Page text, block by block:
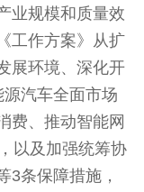
业规模和质量效
工作方案》从扩
展环境、深化开
汽车全面市场
费、推动智能网
以及加强统筹协
3条保障措施，